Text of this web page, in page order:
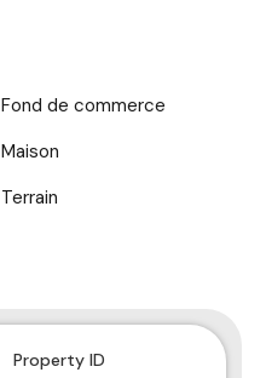
Fond de commerce
Maison
Terrain